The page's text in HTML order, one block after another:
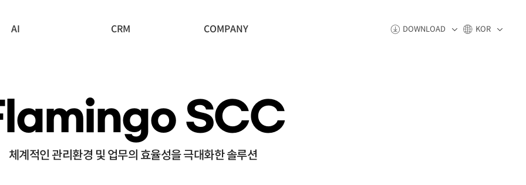
AI CRM COMPANY DOWNLOAD KOR
SCC
체계적인 관리환경 및 업무의 효율성을 극대화한 솔루션